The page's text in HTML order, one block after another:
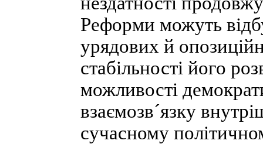
Реформи можуть
урядових й
стабільності його
можливості
взаємозв´язку
сучасному